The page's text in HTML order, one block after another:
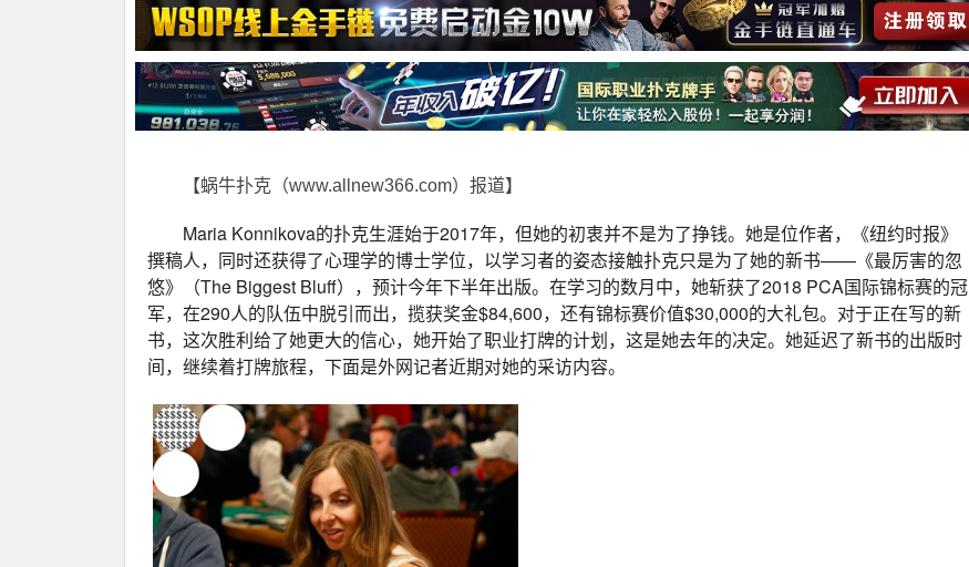
【蜗牛扑克（www.allnew366.com）报道】
Maria Konnikova的扑克生涯始于2017年，但她的初衷并不是为了挣钱。她是位作者，《纽约时报》
撰稿人，同时还获得了心理学的博士学位，以学习者的姿态接触扑克只是为了她的新书——《最厉害的忽
悠》（The Biggest Bluff），预计今年下半年出版。在学习的数月中，她斩获了2018 PCA国际锦标赛的冠
军，在290人的队伍中脱引而出，揽获奖金$84,600，还有锦标赛价值$30,000的大礼包。对于正在写的新
书，这次胜利给了她更大的信心，她开始了职业打牌的计划，这是她去年的决定。她延迟了新书的出版时
间，继续着打牌旅程，下面是外网记者近期对她的采访内容。